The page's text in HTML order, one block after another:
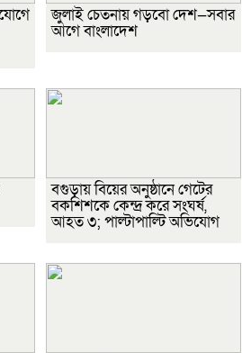
জুলাই চেতনায় গড়বো দেশ—সবার
আগে বাংলাদেশ
বগুড়ায় বিয়ের অনুষ্ঠানে গেটের
বকশিশকে কেন্দ্র করে সংঘর্ষ,
আহত ৩; পাল্টাপাল্টি অভিযোগ